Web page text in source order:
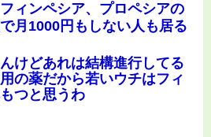
ィンペシア、プロペシアの
月1000円もしない人も居る
けどあれは結構進行してる
の薬だから若いウチはフィ
つと思うわ